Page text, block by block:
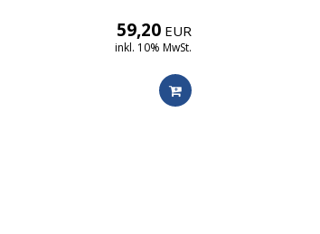
59,20EUR
inkl. 10% MwSt.